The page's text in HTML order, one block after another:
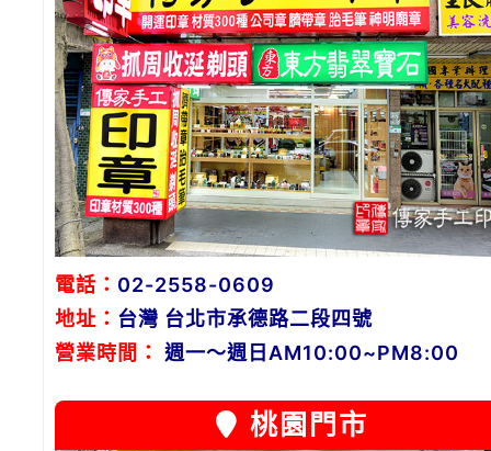
電話： 02-2558-0609
地址： 台灣 台北市承德路二段四號
營業時間：
週一～週日AM10:00~PM8:00
桃園門市